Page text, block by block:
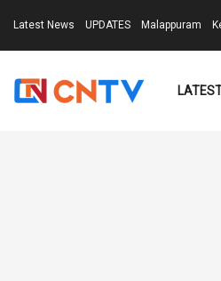
Latest News UPDATES Malappuram